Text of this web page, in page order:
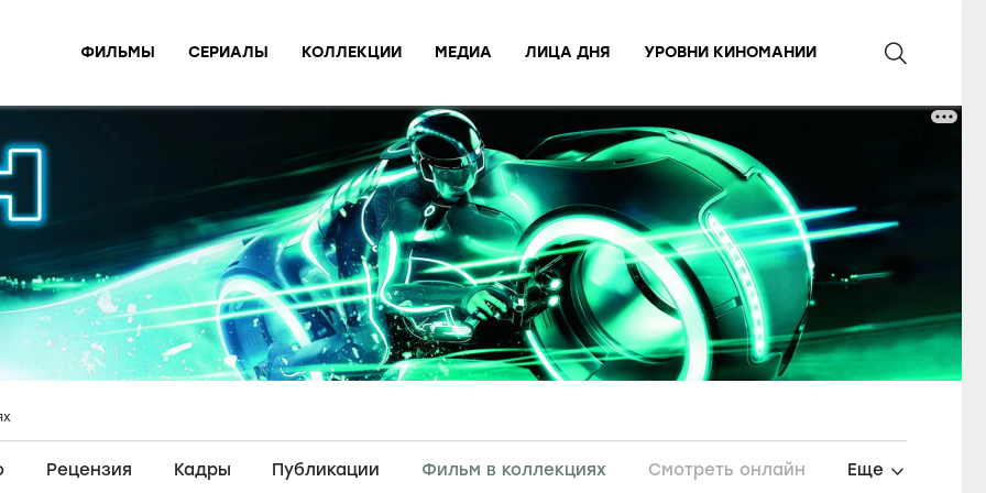
ФИЛЬМЫ СЕРИАЛЫ КОЛЛЕКЦИИ МЕДИА ЛИЦА ДНЯ УРОВНИ КИНОМАНИИ
Рецензия Кадры Публикации Фильм в коллекциях Смотреть онлайн Еще